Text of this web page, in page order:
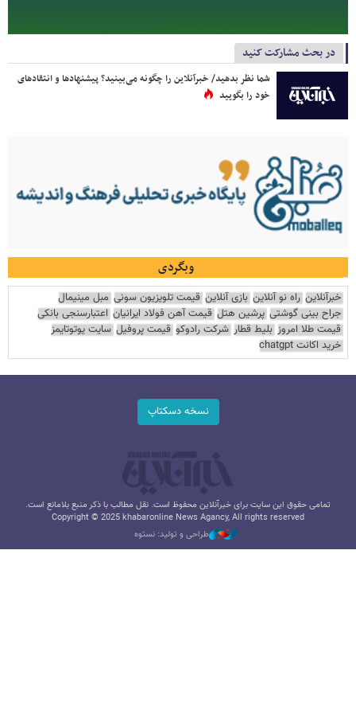
در بحث مشارکت کنید
شما نظر بدهید/ خبرآنلاین را چگونه می‌بینید؟ پیشنهادها و انتقادهای
خود را بگویید
وبگردی
خبرآنلاین راه نو آنلاین بازی آنلاین قیمت تلویزیون سونی مبل مینیمال
جراح بینی گوشتی پرشین هتل قیمت آهن فولاد ایرانیان اعتبارسنجی بانکی
قیمت طلا امروز بلیط قطار شرکت رادوکو قیمت پروفیل سایت یوتوتایمز
خرید اکانت chatgpt
نسخه دسکتاپ
تمامی حقوق این سایت برای خبرآنلاین محفوظ است. نقل مطالب با ذکر منبع بلامانع است.
Copyright © 2025 khabaronline News Agancy, All rights reserved
طراحی و تولید: نستوه